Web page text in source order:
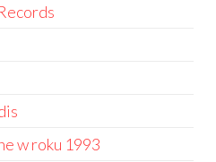
w roku 1993